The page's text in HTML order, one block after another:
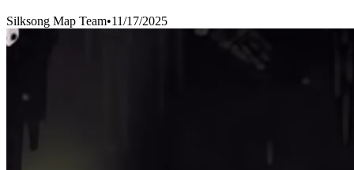
Silksong Map Team•11/17/2025